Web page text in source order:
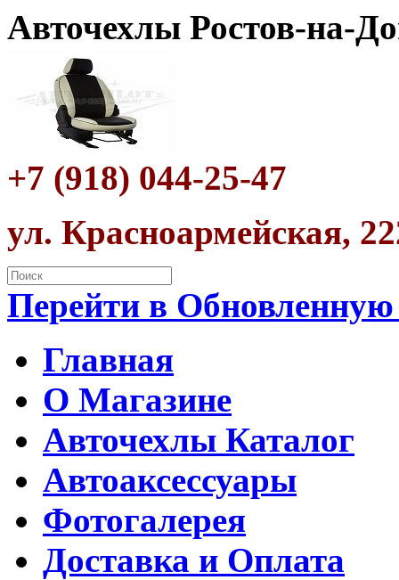
Авточехлы Ростов-на-
+7 (918) 044-25-47
ул. Красноармейская,
Перейти в
Главная
О Магазине
Авточехлы Каталог
Автоаксессуары
Фотогалерея
Доставка и Оплата